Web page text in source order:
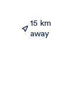
15 km
away